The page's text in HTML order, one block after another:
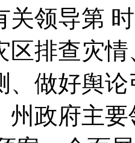
关领导第
区排查灾
、做好舆
州政府主